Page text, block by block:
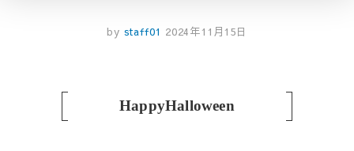
by staff01 2024年11月15日
HappyHalloween